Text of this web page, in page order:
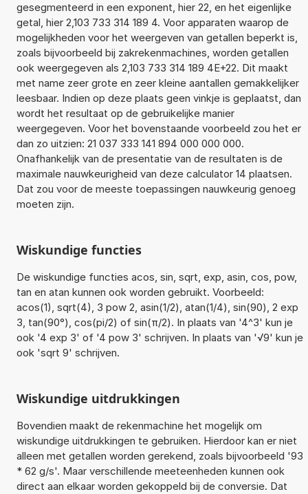
gesegmenteerd in een exponent, hier 22, en het eigenlijke
getal, hier 2,103 733 314 189 4. Voor apparaten waarop de
mogelijkheden voor het weergeven van getallen beperkt is,
zoals bijvoorbeeld bij zakrekenmachines, worden getallen
ook weergegeven als 2,103 733 314 189 4E+22. Dit maakt
met name zeer grote en zeer kleine aantallen gemakkelijker
leesbaar. Indien op deze plaats geen vinkje is geplaatst, dan
wordt het resultaat op de gebruikelijke manier
weergegeven. Voor het bovenstaande voorbeeld zou het er
dan zo uitzien: 21 037 333 141 894 000 000 000.
Onafhankelijk van de presentatie van de resultaten is de
maximale nauwkeurigheid van deze calculator 14 plaatsen.
Dat zou voor de meeste toepassingen nauwkeurig genoeg
moeten zijn.
Wiskundige functies
De wiskundige functies acos, sin, sqrt, exp, asin, cos, pow,
tan en atan kunnen ook worden gebruikt. Voorbeeld:
acos(1), sqrt(4), 3 pow 2, asin(1/2), atan(1/4), sin(90), 2 exp
3, tan(90°), cos(pi/2) of sin(π/2). In plaats van '4^3' kun je
ook '4 exp 3' of '4 pow 3' schrijven. In plaats van '√9' kun je
ook 'sqrt 9' schrijven.
Wiskundige uitdrukkingen
Bovendien maakt de rekenmachine het mogelijk om
wiskundige uitdrukkingen te gebruiken. Hierdoor kan er niet
alleen met getallen worden gerekend, zoals bijvoorbeeld '93
* 62 g/s'. Maar verschillende meeteenheden kunnen ook
direct aan elkaar worden gekoppeld bij de conversie. Dat